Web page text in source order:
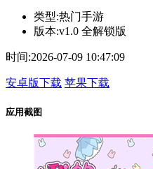
类型:热门手游
版本:v1.0 全解锁版
时间:2026-07-09 10:47:09
安卓版下载 苹果下载
应用截图